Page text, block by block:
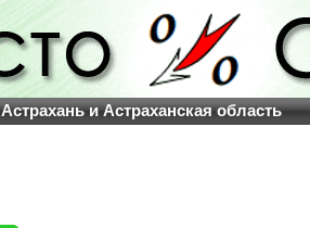
Астрахань и Астраханская область